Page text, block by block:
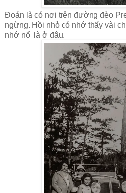
Đoán là có nơi trên đường đèo
ngừng. Hồi nhỏ có nhớ thấy vài
nhớ nổi là ở đâu.